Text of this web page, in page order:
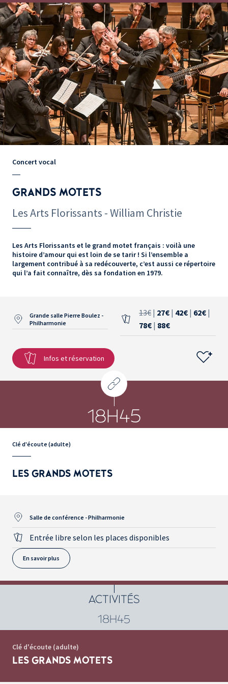
Concert vocal
GRANDS MOTETS
Les Arts Florissants - William Christie
Les Arts Florissants et le grand motet français : voilà une
histoire d’amour qui est loin de se tarir ! Si l’ensemble a
largement contribué à sa redécouverte, c’est aussi ce répertoire
qui l’a fait connaître, dès sa fondation en 1979.
Grande salle Pierre Boulez -
Philharmonie
13€ | 27€ | 42€ | 62€ |
78€ | 88€
Infos et réservation
18H45
Clé d'écoute (adulte)
LES GRANDS MOTETS
Salle de conférence - Philharmonie
Entrée libre selon les places disponibles
En savoir plus
ACTIVITÉS
18H45
Clé d'écoute (adulte)
LES GRANDS MOTETS